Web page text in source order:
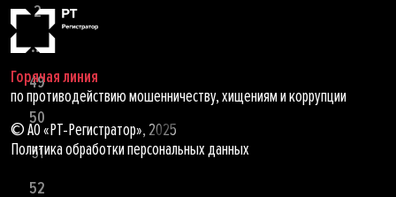
2
...
49
50
51
52
Горячая линия
по противодействию мошенничеству, хищениям и коррупции
© АО «РТ-Регистратор», 2025
Политика обработки персональных данных